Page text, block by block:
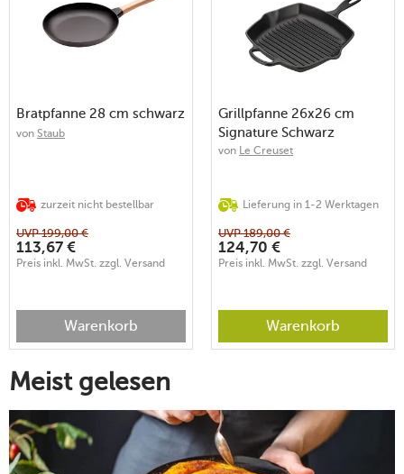
Bratpfanne 28 cm schwarz
von Staub
zurzeit nicht bestellbar
UVP199,00 €
113,67 €
Preis inkl. MwSt. zzgl. Versand
Warenkorb
Grillpfanne 26x26 cm
Signature Schwarz
von Le Creuset
Lieferung in 1-2 Werktagen
UVP189,00 €
124,70 €
Preis inkl. MwSt. zzgl. Versand
Warenkorb
Meist gelesen